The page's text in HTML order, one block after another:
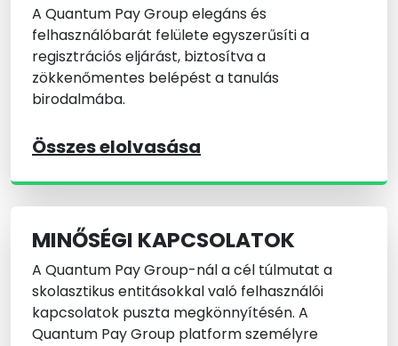
A Quantum Pay Group elegáns és
felhasználóbarát felülete egyszerűsíti a
regisztrációs eljárást, biztosítva a
zökkenőmentes belépést a tanulás
birodalmába.
Összes elolvasása
MINŐSÉGI KAPCSOLATOK
A Quantum Pay Group-nál a cél túlmutat a
skolasztikus entitásokkal való felhasználói
kapcsolatok puszta megkönnyítésén. A
Quantum Pay Group platform személyre